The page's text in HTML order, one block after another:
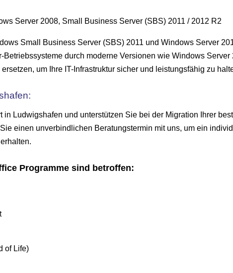
Server 2008, Small Business Server (SBS) 2011 / 2012 R2
Small Business Server (SBS) 2011 und Windows Server
durch moderne Versionen wie Windows Server
um Ihre IT-Infrastruktur sicher und leistungsfähig zu
Ludwigshafen und unterstützen Sie bei der Migration Ihrer
einen unverbindlichen Beratungstermin mit uns, um ein
Programme sind betroffen:
of Life)